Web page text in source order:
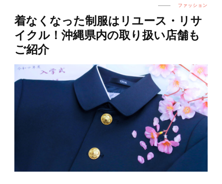
ファッション
着なくなった制服はリユース・リサ
イクル！沖縄県内の取り扱い店舗も
ご紹介